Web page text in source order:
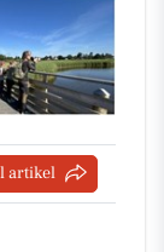
artikel